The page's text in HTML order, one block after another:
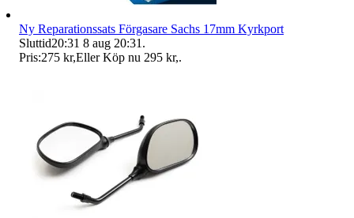
Ny Reparationssats Förgasare Sachs 17mm Kyrkport
Sluttid20:31 8 aug 20:31 .
Pris:275 kr,Eller Köp nu 295 kr,.